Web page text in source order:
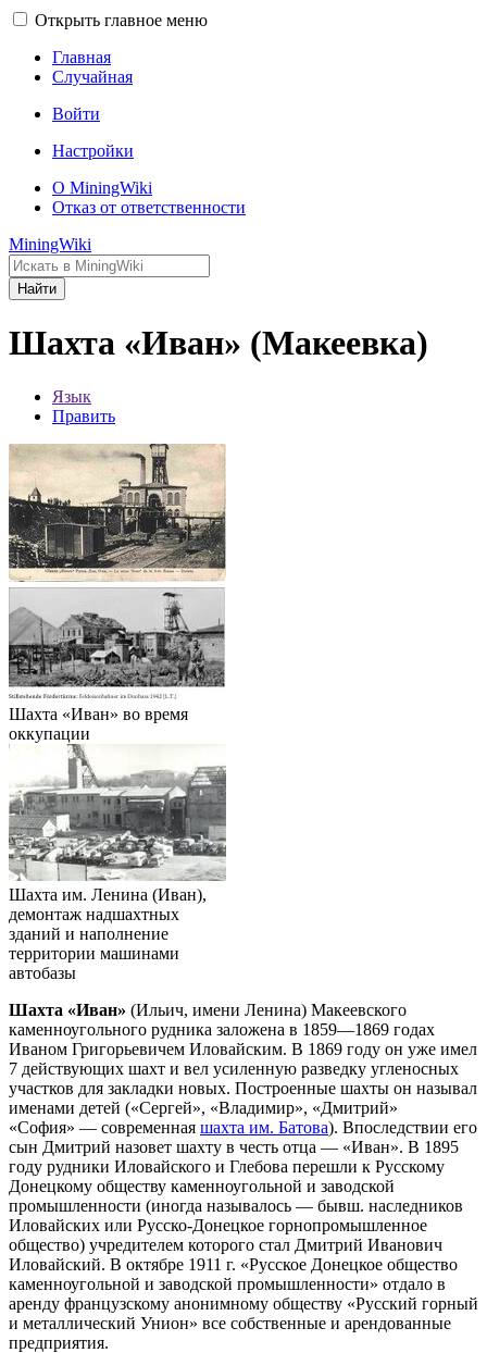
Открыть главное меню
Главная
Случайная
Войти
Настройки
О MiningWiki
Отказ от ответственности
MiningWiki
Найти
Шахта «Иван» (Макеевка)
Язык
Править
Шахта «Иван» во время
оккупации
Шахта им. Ленина (Иван),
демонтаж надшахтных
зданий и наполнение
территории машинами
автобазы
Шахта «Иван» (Ильич, имени Ленина) Макеевского
каменноугольного рудника заложена в 1859—1869 годах
Иваном Григорьевичем Иловайским. В 1869 году он уже имел
7 действующих шахт и вел усиленную разведку угленосных
участков для закладки новых. Построенные шахты он называл
именами детей («Сергей», «Владимир», «Дмитрий»
«София» — современная шахта им. Батова). Впоследствии его
сын Дмитрий назовет шахту в честь отца — «Иван». В 1895
году рудники Иловайского и Глебова перешли к Русскому
Донецкому обществу каменноугольной и заводской
промышленности (иногда называлось — бывш. наследников
Иловайских или Русско-Донецкое горнопромышленное
общество) учредителем которого стал Дмитрий Иванович
Иловайский. В октябре 1911 г. «Русское Донецкое общество
каменноугольной и заводской промышленности» отдало в
аренду французскому анонимному обществу «Русский горный
и металлический Унион» все собственные и арендованные
предприятия.